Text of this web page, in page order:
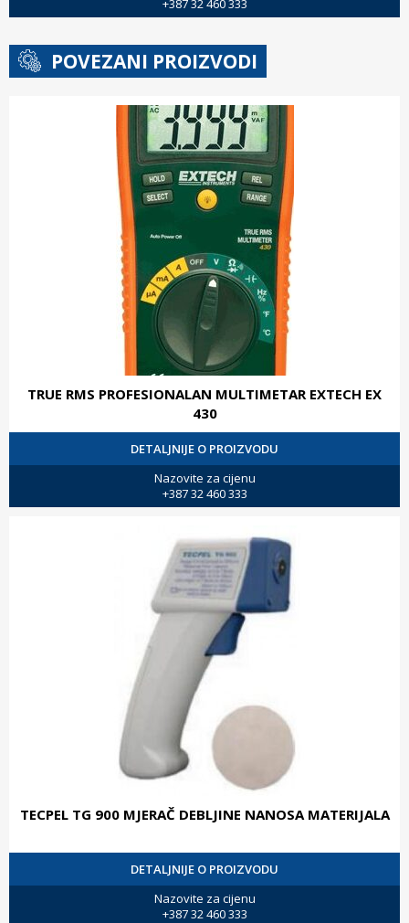
+387 32 460 333
POVEZANI PROIZVODI
TRUE RMS PROFESIONALAN MULTIMETAR EXTECH EX
430
DETALJNIJE O PROIZVODU
Nazovite za cijenu
+387 32 460 333
TECPEL TG 900 MJERAČ DEBLJINE NANOSA MATERIJALA
DETALJNIJE O PROIZVODU
Nazovite za cijenu
+387 32 460 333